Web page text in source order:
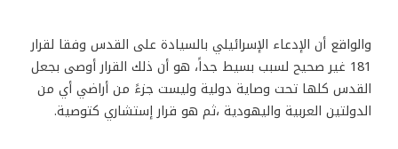
والواقع أن الإدعاء الإسرائيلي بالسيادة على القدس وفقا لقرار
181 غير صحيح لسبب بسيط جداً، هو أن ذلك القرار أوصى بجعل
القدس كلها تحت وصاية دولية وليست جزءً من أراضي أي من
الدولتين العربية واليهودية ،ثم هو قرار إستشاري كتوصية.